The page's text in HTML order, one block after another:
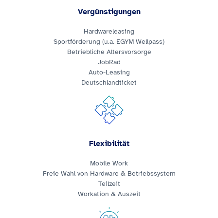
Vergünstigungen
Hardwareleasing
Sportförderung (u.a. EGYM Wellpass)
Betriebliche Altersvorsorge
JobRad
Auto-Leasing
Deutschlandticket
Flexibilität
Mobile Work
Freie Wahl von Hardware & Betriebssystem
Teilzeit
Workation & Auszeit